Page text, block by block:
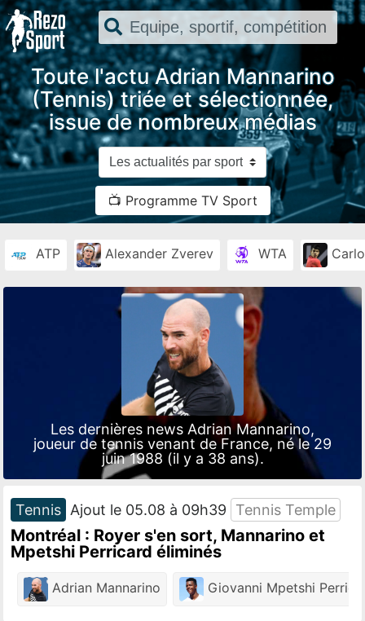
Toute l'actu Adrian Mannarino
(Tennis) triée et sélectionnée,
issue de nombreux médias
📺 Programme TV Sport
ATP Alexander Zverev WTA
Les dernières news Adrian Mannarino,
joueur de tennis venant de France, né le 29
juin 1988 (il y a 38 ans).
Tennis Ajout le 05.08 à 09h39 Tennis Temple
Montréal : Royer s'en sort, Mannarino et
Mpetshi Perricard éliminés
Adrian Mannarino Giovanni Mpetshi